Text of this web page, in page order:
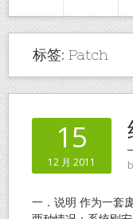
标签: Patch
15
12 月 2011
一．说明 作为一套